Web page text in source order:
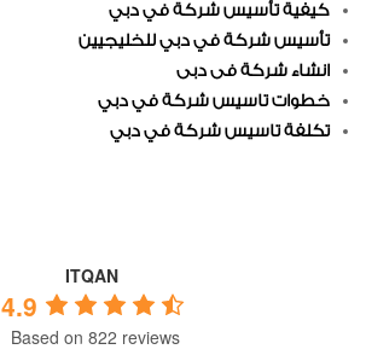
كيفية تأسيس شركة في دبي
تأسيس شركة في دبي للخليجيين
انشاء شركة فى دبى
خطوات تاسيس شركة في دبي
تكلفة تاسيس شركة في دبي
ITQAN
4.9
Based on 822 reviews